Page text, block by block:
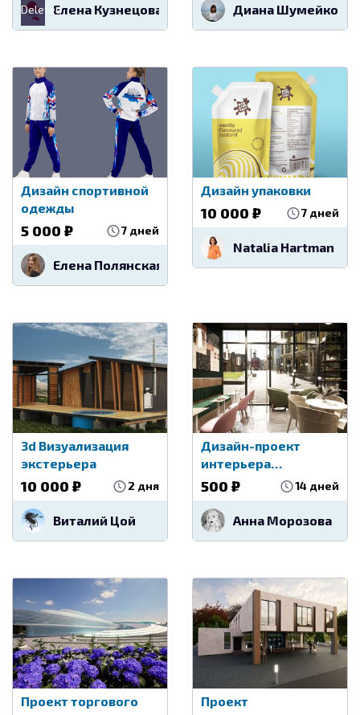
DeletedЕлена Кузнецова Диана Шумейко
Дизайн спортивной
одежды
5 000 ₽ 7 дней
Елена Полянская
Дизайн упаковки
10 000 ₽ 7 дней
Natalia Hartman
3d Визуализация
экстерьера
10 000 ₽ 2 дня
Виталий Цой
Дизайн-проект
интерьера
коммерческих
помещений
500 ₽ 14 дней
Анна Морозова
Проект торгового
Проект